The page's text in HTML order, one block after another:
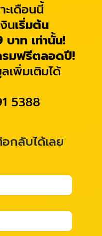
ะเดือนนี้
นเริ่มต้น
าท เท่านั้น!
รมฟรีตลอดปี!
เพิ่มเติมได้
5388
กลับได้เลย